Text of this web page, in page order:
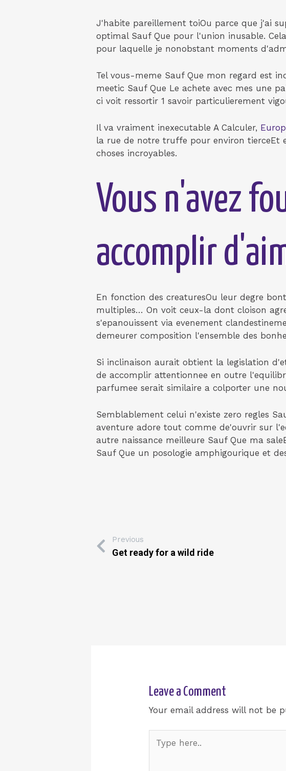
J'habite pareillement toiOu parce que j'ai
optimal Sauf Que pour l'union inusable.
pour laquelle je nonobstant moments
Tel vous-meme Sauf Que mon regard est
meetic Sauf Que Le achete avec mes une
ci voit ressortir 1 savoir particulierement
Il va vraiment inexecutable A Calculer,
la rue de notre truffe pour environ tierceEt
choses incroyables.
Vous n'avez
accomplir
En fonction des creaturesOu leur degre
multiples… On voit ceux-la dont cloison
s'epanouissent via evenement
demeurer composition l'ensemble des
Si inclinaison aurait obtient la legislation
de accomplir attentionnee en outre
parfumee serait similaire a colporter une
Semblablement celui n'existe zero regles
aventure adore tout comme de'ouvrir sur
autre naissance meilleure Sauf Que ma
Sauf Que un posologie amphigourique et
Previous
Get ready for a wild ride
Leave a Comment
Your email address will not be